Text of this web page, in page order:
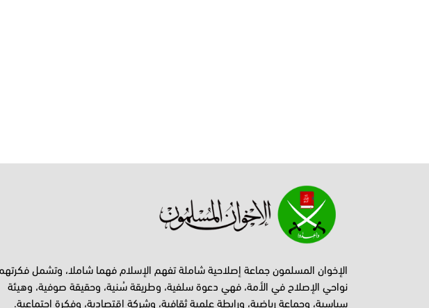
الإخوان المسلمون جماعة إصلاحية شاملة تفهم الإسلام فهما شاملا، وتشمل
نواحي الإصلاح في الأمة، فهي دعوة سلفية، وطريقة سُنية، وحقيقة صوفية، وهيئة
سياسية، وجماعة رياضية، ورابطة علمية ثقافية، وشركة اقتصادية، وفكرة اجتماعية.